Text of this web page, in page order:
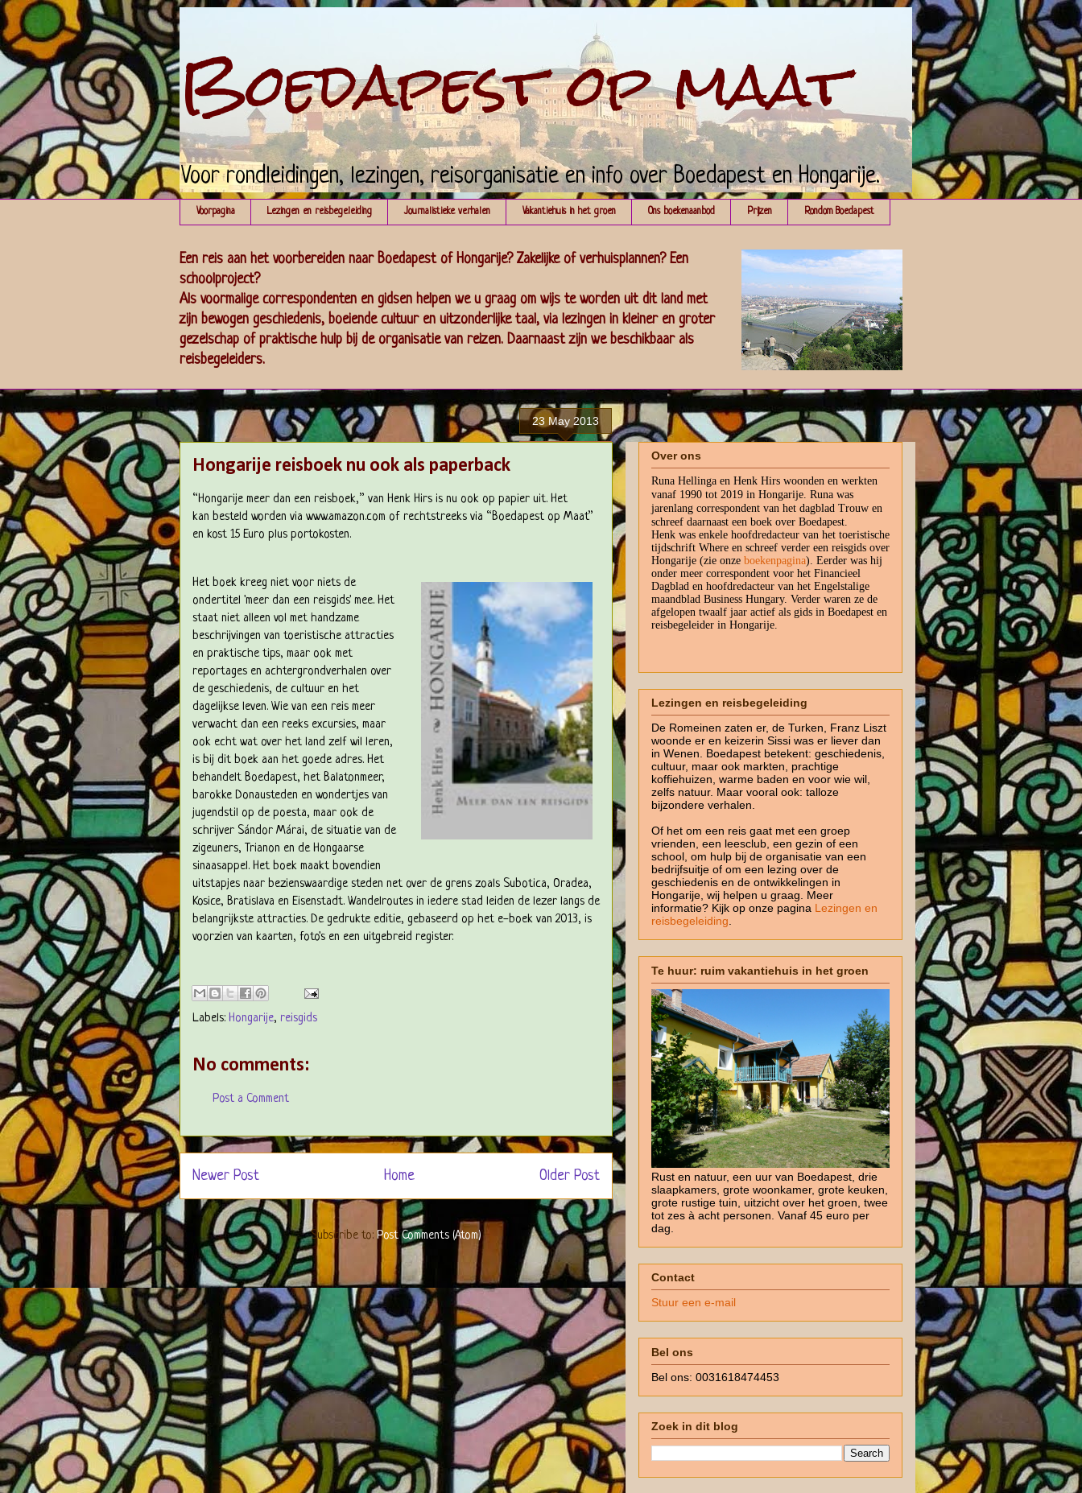
Boedapest op maat
Voor rondleidingen, lezingen, reisorganisatie en info over Boedapest en Hongarije.
Voorpagina Lezingen en reisbegeleiding Journalistieke verhalen Vakantiehuis in het groen Ons boekenaanbod Prijzen Rondom Boedapest
Een reis aan het voorbereiden naar Boedapest of Hongarije? Zakelijke of verhuisplannen? Een
schoolproject?
Als voormalige correspondenten en gidsen helpen we u graag om wijs te worden uit dit land met
zijn bewogen geschiedenis, boeiende cultuur en uitzonderlijke taal, via lezingen in kleiner en groter
gezelschap of praktische hulp bij de organisatie van reizen. Daarnaast zijn we beschikbaar als
reisbegeleiders.
23 May 2013
Hongarije reisboek nu ook als paperback
“Hongarije meer dan een reisboek,” van Henk Hirs is nu ook op papier uit. Het
kan besteld worden via www.amazon.com of rechtstreeks via “Boedapest op Maat”
en kost 15 Euro plus portokosten.
Het boek kreeg niet voor niets de
ondertitel 'meer dan een reisgids' mee. Het
staat niet alleen vol met handzame
beschrijvingen van toeristische attracties
en praktische tips, maar ook met
reportages en achtergrondverhalen over
de geschiedenis, de cultuur en het
dagelijkse leven. Wie van een reis meer
verwacht dan een reeks excursies, maar
ook echt wat over het land zelf wil leren,
is bij dit boek aan het goede adres. Het
behandelt Boedapest, het Balatonmeer,
barokke Donausteden en wondertjes van
jugendstil op de poesta, maar ook de
schrijver Sándor Márai, de situatie van de
zigeuners, Trianon en de Hongaarse
sinaasappel. Het boek maakt bovendien
uitstapjes naar bezienswaardige steden net over de grens zoals Subotica, Oradea,
Kosice, Bratislava en Eisenstadt. Wandelroutes in iedere stad leiden de lezer langs de
belangrijkste attracties. De gedrukte editie, gebaseerd op het e-boek van 2013, is
voorzien van kaarten, foto's en een uitgebreid register.
Labels: Hongarije, reisgids
No comments:
Post a Comment
Newer Post Older Post
Home
Subscribe to: Post Comments (Atom)
Over ons
Runa Hellinga en Henk Hirs woonden en werkten
vanaf 1990 tot 2019 in Hongarije. Runa was
jarenlang correspondent van het dagblad Trouw en
schreef daarnaast een boek over Boedapest.
Henk was enkele hoofdredacteur van het toeristische
tijdschrift Where en schreef verder een reisgids over
Hongarije (zie onze boekenpagina). Eerder was hij
onder meer correspondent voor het Financieel
Dagblad en hoofdredacteur van het Engelstalige
maandblad Business Hungary. Verder waren ze de
afgelopen twaalf jaar actief als gids in Boedapest en
reisbegeleider in Hongarije.
Lezingen en reisbegeleiding
De Romeinen zaten er, de Turken, Franz Liszt
woonde er en keizerin Sissi was er liever dan
in Wenen. Boedapest betekent: geschiedenis,
cultuur, maar ook markten, prachtige
koffiehuizen, warme baden en voor wie wil,
zelfs natuur. Maar vooral ook: talloze
bijzondere verhalen.
Of het om een reis gaat met een groep
vrienden, een leesclub, een gezin of een
school, om hulp bij de organisatie van een
bedrijfsuitje of om een lezing over de
geschiedenis en de ontwikkelingen in
Hongarije, wij helpen u graag. Meer
informatie? Kijk op onze pagina Lezingen en
reisbegeleiding.
Te huur: ruim vakantiehuis in het groen
Rust en natuur, een uur van Boedapest, drie
slaapkamers, grote woonkamer, grote keuken,
grote rustige tuin, uitzicht over het groen, twee
tot zes à acht personen. Vanaf 45 euro per
dag.
Contact
Stuur een e-mail
Bel ons
Bel ons: 0031618474453
Zoek in dit blog